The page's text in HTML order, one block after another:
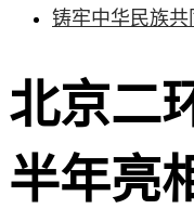
铸牢中华民族共
北京二
半年亮